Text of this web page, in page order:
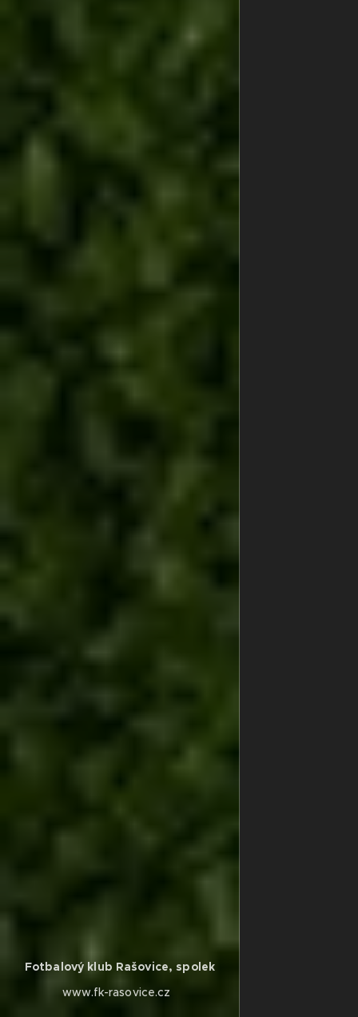
Fotbalový klub Rašovice, spolek
www.fk-rasovice.cz